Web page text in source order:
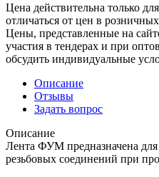
Цена действительна только
отличаться от цен в
Цены, представленные на
участия в тендерах и при
обсудить индивидуальные
Описание
Отзывы
Задать вопрос
Описание
Лента ФУМ предназначена
резьбовых соединений при